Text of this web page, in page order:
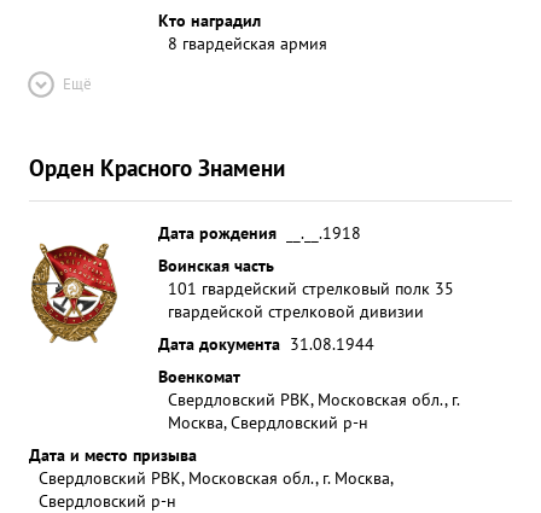
Кто наградил
8 гвардейская армия
Ещё
Орден Красного Знамени
Дата рождения
__.__.1918
Воинская часть
101 гвардейский стрелковый полк 35
гвардейской стрелковой дивизии
Дата документа 31.08.1944
Военкомат
Свердловский РВК, Московская обл., г.
Москва, Свердловский р-н
Дата и место призыва
Свердловский РВК, Московская обл., г. Москва,
Свердловский р-н